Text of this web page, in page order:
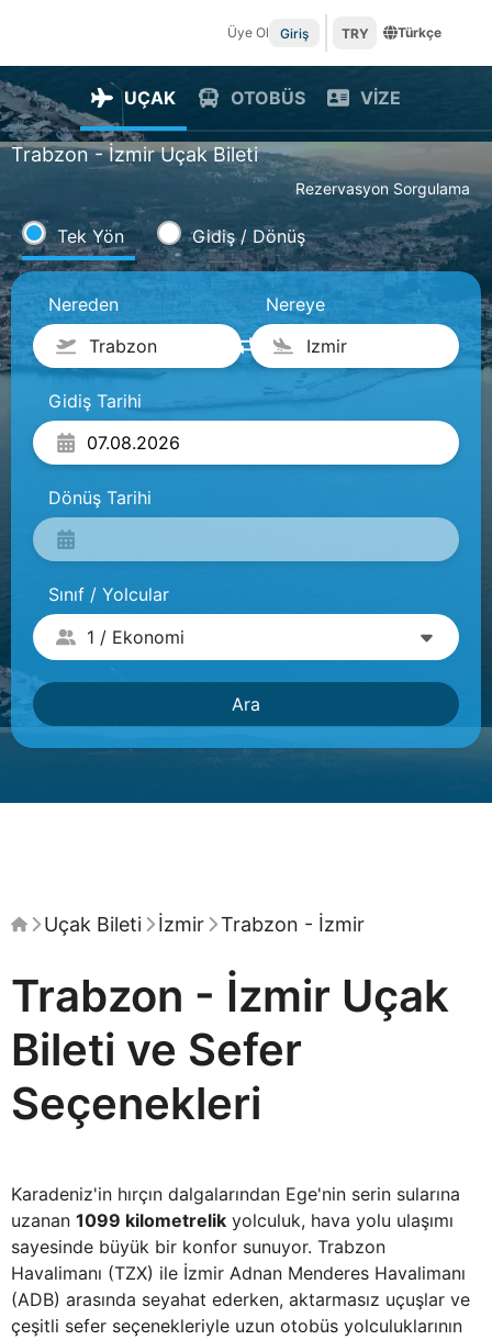
Üye Ol Giriş TRY Türkçe
UÇAK OTOBÜS VİZE
Trabzon - İzmir Uçak Bileti
Tek Yön Gidiş / Dönüş
Rezervasyon Sorgulama
Nereden
Trabzon
Nereye
Izmir
Gidiş Tarihi
Dönüş Tarihi
Sınıf / Yolcular
Ara
Uçak Bileti İzmir Trabzon - İzmir
Trabzon - İzmir Uçak
Bileti ve Sefer
Seçenekleri
Karadeniz'in hırçın dalgalarından Ege'nin serin sularına
uzanan 1099 kilometrelik yolculuk, hava yolu ulaşımı
sayesinde büyük bir konfor sunuyor. Trabzon
Havalimanı (TZX) ile İzmir Adnan Menderes Havalimanı
(ADB) arasında seyahat ederken, aktarmasız uçuşlar ve
çeşitli sefer seçenekleriyle uzun otobüs yolculuklarının